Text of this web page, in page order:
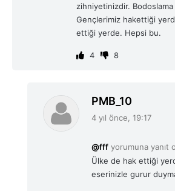
zihniyetinizdir.
Gençlerimiz hakettiği
ettiği yerde. Hepsi bu.
4 8
PMB_10
:
4 yıl önce, 19:17
@fff yorumuna yanıt
Ülke de hak ettiği
eserinizle gurur